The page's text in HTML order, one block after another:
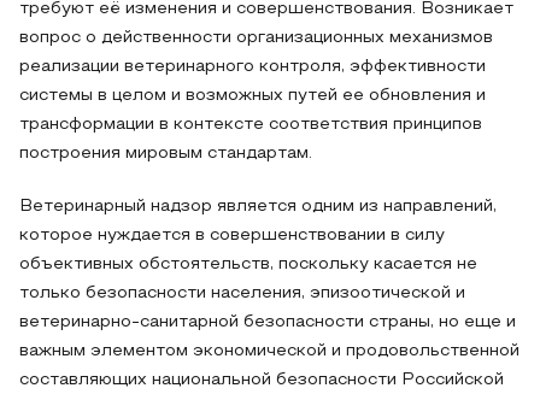
требуют её изменения и совершенствования. Возникает
вопрос о действенности организационных механизмов
реализации ветеринарного контроля, эффективности
системы в целом и возможных путей ее обновления и
трансформации в контексте соответствия принципов
построения мировым стандартам.
Ветеринарный надзор является одним из направлений,
которое нуждается в совершенствовании в силу
объективных обстоятельств, поскольку касается не
только безопасности населения, эпизоотической и
ветеринарно-санитарной безопасности страны, но еще и
важным элементом экономической и продовольственной
составляющих национальной безопасности Российской